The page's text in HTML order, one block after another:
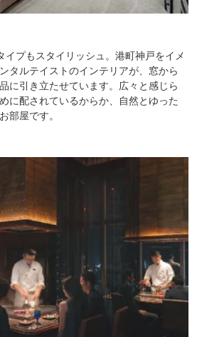
イプもスタイリッシュ。港町神戸をイメ
タルテイストのインテリアが、窓から
に引き立たせています。広々と感じら
に配されているからか、自然とゆった
部屋です。